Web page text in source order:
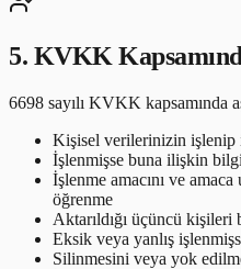
5. KVKK
6698 sayılı KVKK kapsamında
Kişisel verilerinizin işlenip
İşlenmişse buna ilişkin
İşlenme amacını ve amaca
öğrenme
Aktarıldığı üçüncü kişileri
Eksik veya yanlış
Silinmesini veya yok